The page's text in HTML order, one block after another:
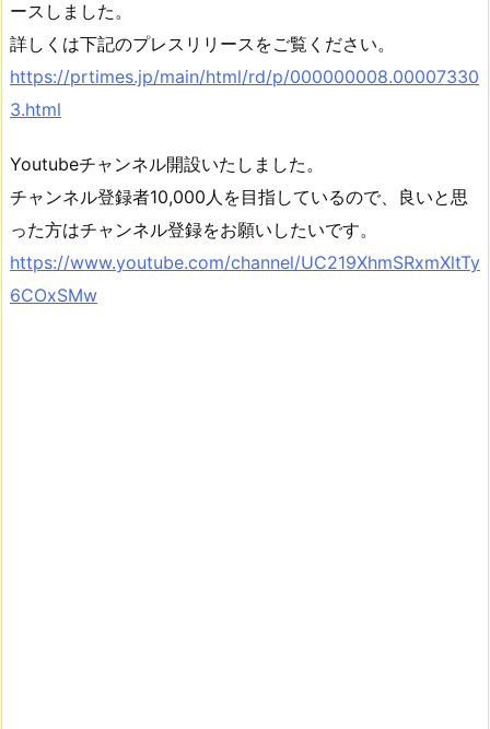
ースしました。
詳しくは下記のプレスリリースをご覧ください。
https://prtimes.jp/main/html/rd/p/000000008.00007330
3.html
Youtubeチャンネル開設いたしました。
チャンネル登録者10,000人を目指しているので、良いと思
った方はチャンネル登録をお願いしたいです。
https://www.youtube.com/channel/UC219XhmSRxmXltTy
6COxSMw